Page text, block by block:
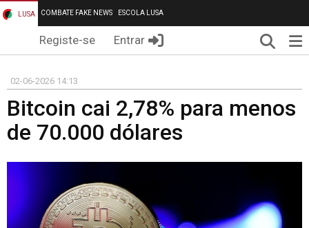
LUSA COMBATE FAKE NEWS ESCOLA LUSA
Registe-se Entrar
02-06-2026 14:13
Bitcoin cai 2,78% para menos
de 70.000 dólares